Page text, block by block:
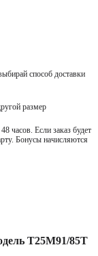
способ доставки
размер
часов. Если заказ будет
Бонусы начисляются
T25M91/85T